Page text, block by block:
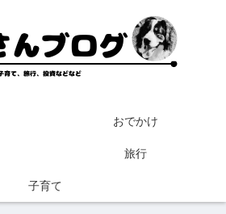
おでかけ
旅行
子育て